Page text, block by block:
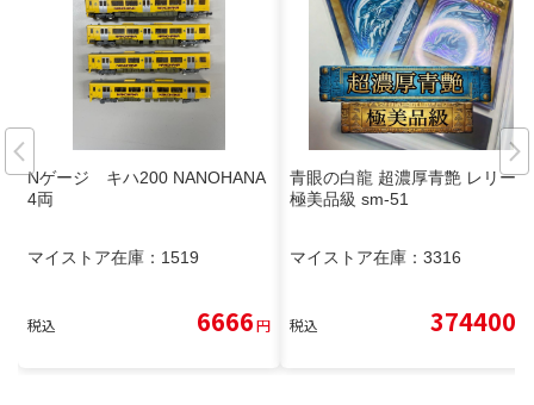
Nゲージ キハ200 NANOHANA
4両
マイストア在庫： 1519
税込 6666円
青眼の白龍 超濃厚青艶 レリーフ
極美品級 sm-51
マイストア在庫： 3316
税込 374400